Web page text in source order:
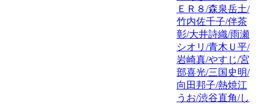
ＥＲ８/森泉岳土/
竹内佐千子/伴茶
彰/大井詩織/雨瀬
シオリ/青木Ｕ平/
岩崎真/やすじ/宮
部喜光/三国史明/
向田邦子/熱焼江
うお/渋谷直角/し